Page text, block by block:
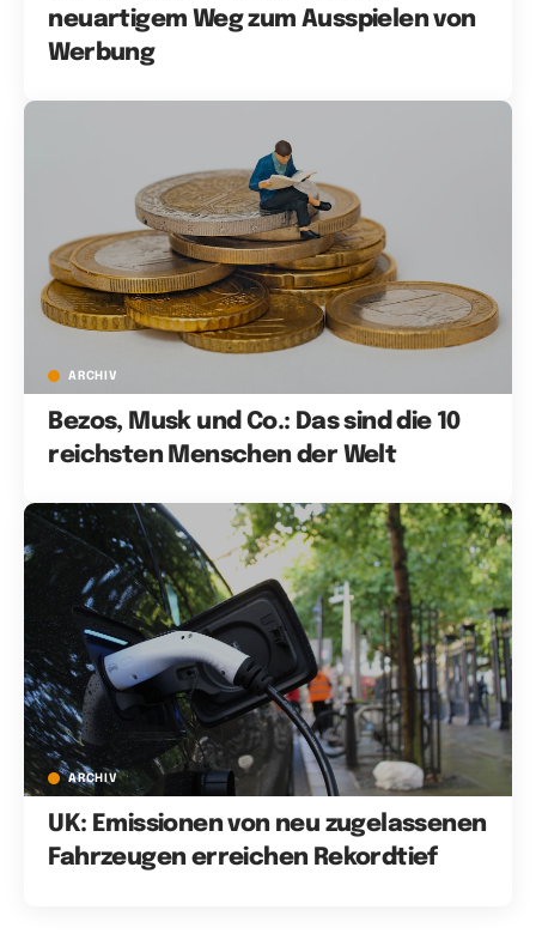
neuartigem Weg zum Ausspielen von
Werbung
ARCHIV
Bezos, Musk und Co.: Das sind die 10
reichsten Menschen der Welt
ARCHIV
UK: Emissionen von neu zugelassenen
Fahrzeugen erreichen Rekordtief